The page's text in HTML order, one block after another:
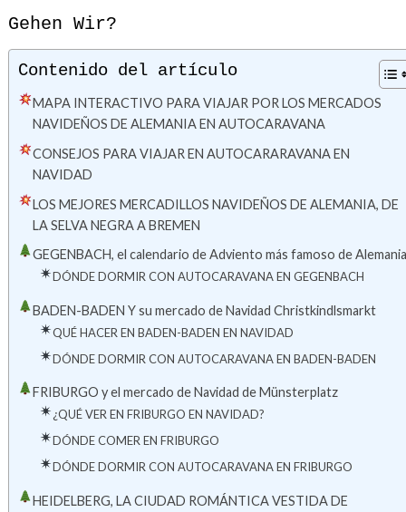
Gehen Wir?
Contenido del artículo
MAPA INTERACTIVO PARA VIAJAR POR LOS MERCADOS
NAVIDEÑOS DE ALEMANIA EN AUTOCARAVANA
CONSEJOS PARA VIAJAR EN AUTOCARARAVANA EN
NAVIDAD
LOS MEJORES MERCADILLOS NAVIDEÑOS DE ALEMANIA, DE
LA SELVA NEGRA A BREMEN
GEGENBACH, el calendario de Adviento más famoso de
DÓNDE DORMIR CON AUTOCARAVANA EN GEGENBACH
BADEN-BADEN Y su mercado de Navidad Christkindlsmarkt
QUÉ HACER EN BADEN-BADEN EN NAVIDAD
DÓNDE DORMIR CON AUTOCARAVANA EN BADEN-BADEN
FRIBURGO y el mercado de Navidad de Münsterplatz
¿QUÉ VER EN FRIBURGO EN NAVIDAD?
DÓNDE COMER EN FRIBURGO
DÓNDE DORMIR CON AUTOCARAVANA EN FRIBURGO
HEIDELBERG, LA CIUDAD ROMÁNTICA VESTIDA DE